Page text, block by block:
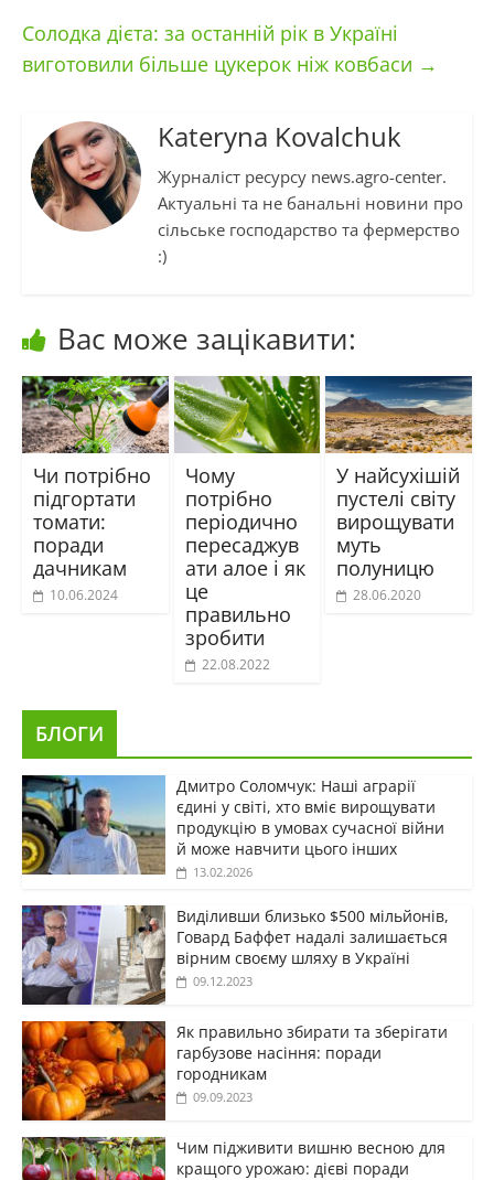
Солодка дієта: за останній рік в Україні
виготовили більше цукерок ніж ковбаси →
Kateryna Kovalchuk
Журналіст ресурсу news.agro-center.
Актуальні та не банальні новини про
сільське господарство та фермерство
:)
Вас може зацікавити:
Чи потрібно
підгортати
томати:
поради
дачникам
10.06.2024
Чому
потрібно
періодично
пересаджув
ати алое і як
це
правильно
зробити
22.08.2022
У найсухішій
пустелі світу
вирощувати
муть
полуницю
28.06.2020
БЛОГИ
Дмитро Соломчук: Наші аграрії
єдині у світі, хто вміє вирощувати
продукцію в умовах сучасної війни
й може навчити цього інших
13.02.2026
Виділивши близько $500 мільйонів,
Говард Баффет надалі залишається
вірним своєму шляху в Україні
09.12.2023
Як правильно збирати та зберігати
гарбузове насіння: поради
городникам
09.09.2023
Чим підживити вишню весною для
кращого урожаю: дієві поради